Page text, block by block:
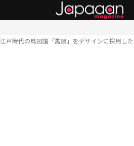
江戸時代の鳥図譜「禽鏡」をデザインに採用し